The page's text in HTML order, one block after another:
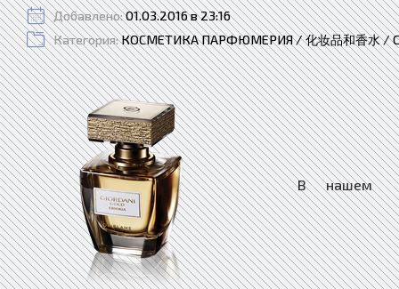
Добавлено:01.03.2016 в 23:16
Категория:КОСМЕТИКА ПАРФЮМЕРИЯ / 化妆品和香水 /
В нашем